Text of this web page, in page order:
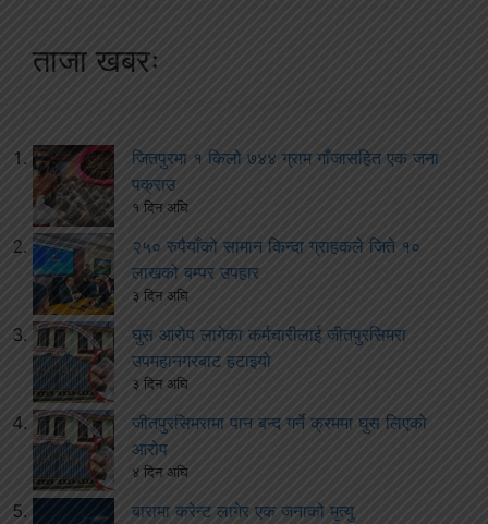
ताजा खबरः
जितपुरमा १ किलो ७४४ ग्राम गाँजासहित एक जना
पक्राउ
१ दिन अघि
२५० रुपैयाँको सामान किन्दा ग्राहकले जिते १०
लाखको बम्पर उपहार
३ दिन अघि
घुस आरोप लागेका कर्मचारीलाई जीतपुरसिमरा
उपमहानगरबाट हटाइयो
३ दिन अघि
जीतपुरसिमरामा पान बन्द गर्ने क्रममा घुस लिएको
आरोप
४ दिन अघि
बारामा करेन्ट लागेर एक जनाको मृत्यु